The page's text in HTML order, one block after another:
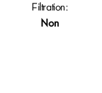
Filtration:
Non